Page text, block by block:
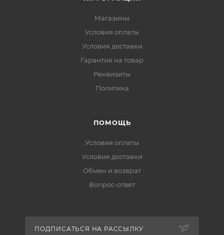
Магазины
Условия оплаты
Условия доставки
Гарантия на товар
Реквизиты
Политика
ПОМОЩЬ
Условия оплаты
Условия доставки
Обмен и возврат
Вопрос-ответ
ПОДПИСАТЬСЯ НА РАССЫЛКУ